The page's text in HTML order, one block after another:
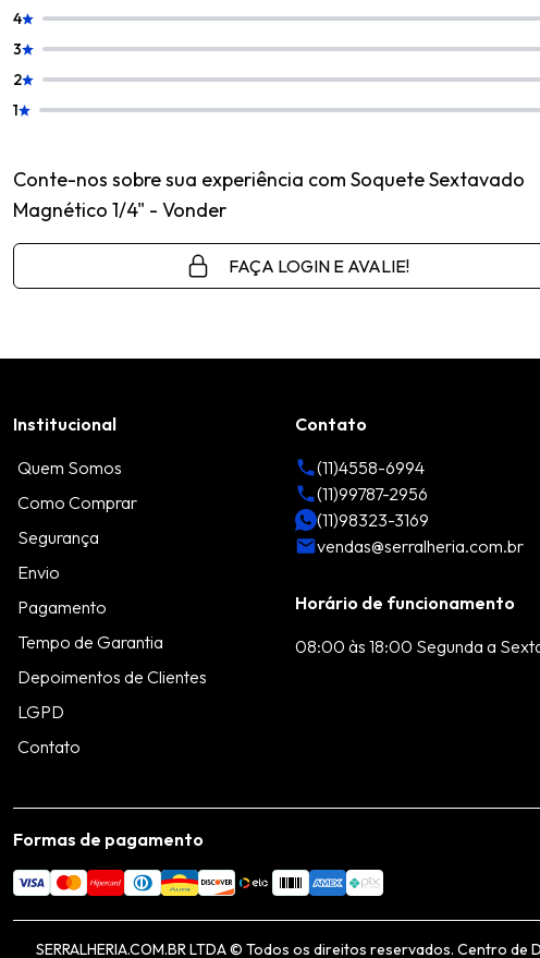
4
3
2
1
Conte-nos sobre sua experiência com Soquete Sextavado
Magnético 1/4" - Vonder
FAÇA LOGIN E AVALIE!
Institucional
Quem Somos
Como Comprar
Segurança
Envio
Pagamento
Tempo de Garantia
Depoimentos de Clientes
LGPD
Contato
Contato
(11)4558-6994
(11)99787-2956
(11)98323-3169
vendas@serralheria.com.br
Horário de funcionamento
08:00 às 18:00 Segunda a
Formas de pagamento
SERRALHERIA.COM.BR LTDA © Todos os direitos reservados. Centro